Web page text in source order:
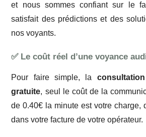
et nous sommes confiant sur le
satisfait des prédictions et des
nos voyants.
✅ Le coût réel d’une voyance
Pour faire simple, la
gratuite, seul le coût de la
de 0.40€ la minute est votre charge,
dans votre facture de votre opérateur.